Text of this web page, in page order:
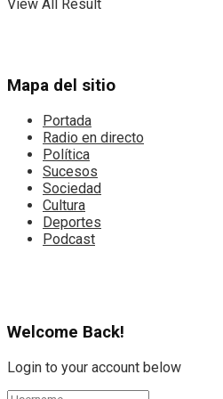
View All Result
Mapa del sitio
Portada
Radio en directo
Política
Sucesos
Sociedad
Cultura
Deportes
Podcast
Welcome Back!
Login to your account below